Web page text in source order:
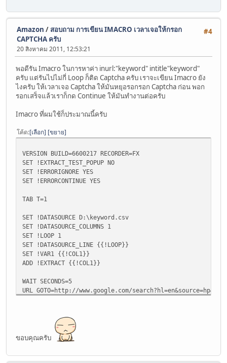
#4
Amazon / สอบถาม การเขียน IMACRO เวลาเจอให้กรอก
CAPTCHA ครับ
20 สิงหาคม 2011, 12:53:21
พอดีรัน Imacro ในการหาค่า inurl:"keyword" intitle"keyword"
ครับ แต่รันไปไม่กี่ Loop ก็ติด Captcha ครับ เราจะเขียน Imacro ยัง
ไงครับ ให้เวลาเจอ Captcha ให้มันหยุอรอกรอก Captcha ก่อน พอก
รอกเสร็จแล้วเราก็กด Continue ให้มันทำงานต่อครับ
Imacro ที่ผมใช้ก็ประมาณนี้ครับ
โค้ด เลือก ขยาย
VERSION BUILD=6600217 RECORDER=FX
SET !EXTRACT_TEST_POPUP NO
SET !ERRORIGNORE YES
SET !ERRORCONTINUE YES
TAB T=1
SET !DATASOURCE D:\keyword.csv
SET !DATASOURCE_COLUMNS 1
SET !LOOP 1
SET !DATASOURCE_LINE {{!LOOP}}
SET !VAR1 {{!COL1}}
ADD !EXTRACT {{!COL1}}
WAIT SECONDS=5
URL GOTO=http://www.google.com/
WAIT SECONDS=5
ADD !EXTRACT {{!COL2}}
ขอบคุณครับ